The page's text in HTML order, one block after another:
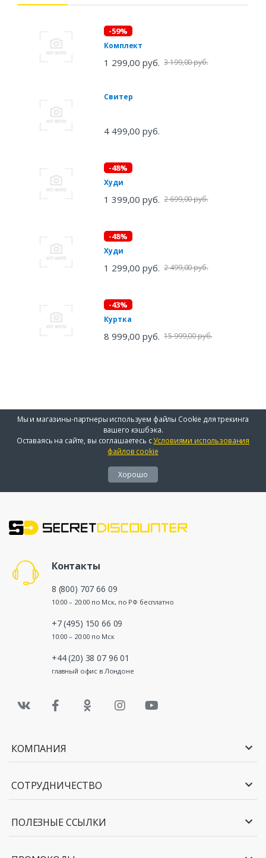
-59%
Комплект
1 299,00 руб. 3 199,00 руб.
Свитер
4 499,00 руб.
-48%
Худи
1 399,00 руб. 2 699,00 руб.
-48%
Худи
1 299,00 руб. 2 499,00 руб.
-43%
Куртка
8 999,00 руб. 15 999,00 руб.
Мы и магазины-партнеры используем файлы Cookie для трекинга
вашего кэшбэка.
Оставаясь на сайте, вы соглашаетесь сУсловиями использования
файлов cookie
Хорошо
Контакты
8 (800) 707 66 09
10:00 – 20:00 по Мск, по РФ бесплатно
+7 (495) 150 66 09
10:00 – 20:00 по Мск
+44 (20) 38 07 96 01
главный офис в Лондоне
КОМПАНИЯ
СОТРУДНИЧЕСТВО
ПОЛЕЗНЫЕ ССЫЛКИ